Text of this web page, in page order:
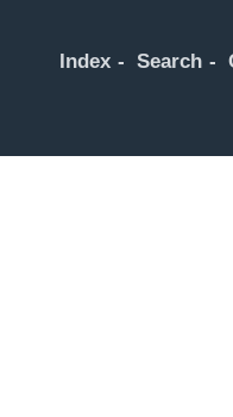
Index Search